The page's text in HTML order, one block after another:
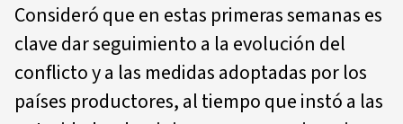
Consideró que en estas primeras semanas es
clave dar seguimiento a la evolución del
conflicto y a las medidas adoptadas por los
países productores, al tiempo que instó a las